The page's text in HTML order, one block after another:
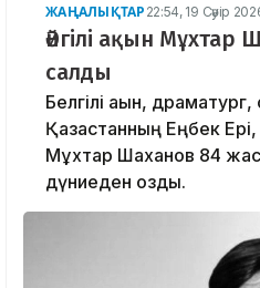
ЖАҢАЛЫҚТАР 22:54, 19 Сәуір
Әйгілі ақын Мұхтар
салды
Белгілі ақын, драматург,
Қазақстанның Еңбек
Мұхтар Шаханов 84
дүниеден озды.